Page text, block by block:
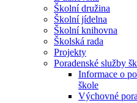
Školní družina
Školní jídelna
Školní knihovna
Školská rada
Projekty
Poradenské služby
Informace o
škole
Výchovné